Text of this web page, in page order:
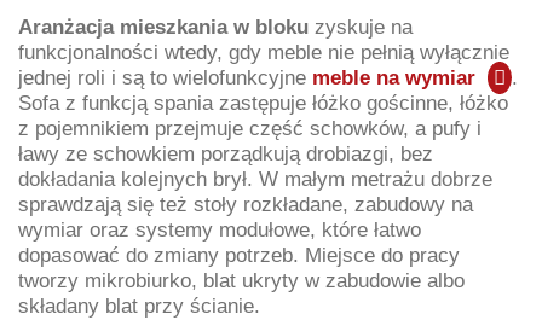
Aranżacja mieszkania w bloku zyskuje na
funkcjonalności wtedy, gdy meble nie pełnią wyłącznie
jednej roli i są to wielofunkcyjne meble na wymiar
.
Sofa z funkcją spania zastępuje łóżko gościnne, łóżko
z pojemnikiem przejmuje część schowków, a pufy i
ławy ze schowkiem porządkują drobiazgi, bez
dokładania kolejnych brył. W małym metrażu dobrze
sprawdzają się też stoły rozkładane, zabudowy na
wymiar oraz systemy modułowe, które łatwo
dopasować do zmiany potrzeb. Miejsce do pracy
tworzy mikrobiurko, blat ukryty w zabudowie albo
składany blat przy ścianie.